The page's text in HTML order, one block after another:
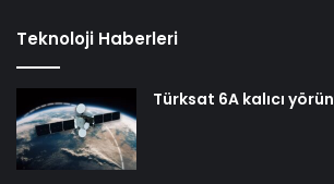
Teknoloji Haberleri
Türksat 6A kalıcı